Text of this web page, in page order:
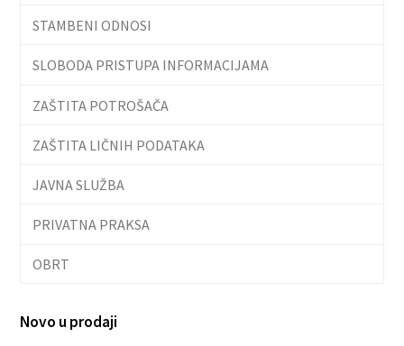
STAMBENI ODNOSI
SLOBODA PRISTUPA INFORMACIJAMA
ZAŠTITA POTROŠAČA
ZAŠTITA LIČNIH PODATAKA
JAVNA SLUŽBA
PRIVATNA PRAKSA
OBRT
Novo u prodaji